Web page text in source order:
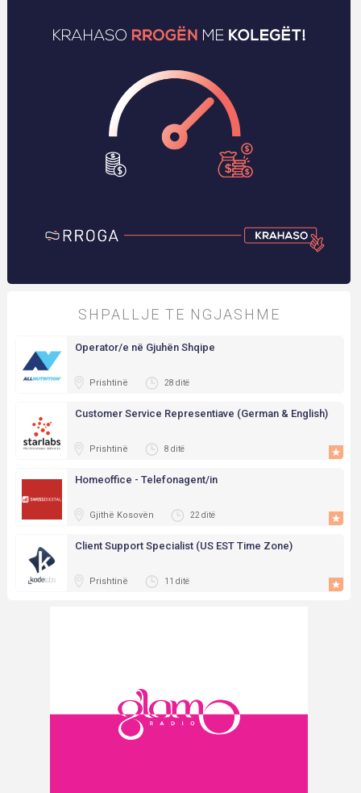
SHPALLJE TE NGJASHME
Operator/e në Gjuhën Shqipe
Prishtinë 28 ditë
Customer Service Representiave (German & English)
Prishtinë 8 ditë
Homeoffice - Telefonagent/in
Gjithë Kosovën 22 ditë
Client Support Specialist (US EST Time Zone)
Prishtinë 11 ditë